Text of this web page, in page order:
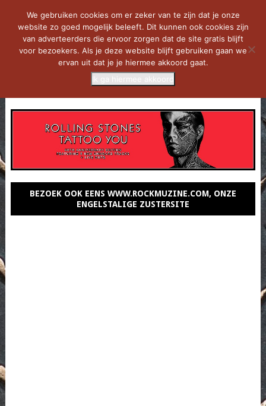
BEZOEK OOK EENS WWW.ROCKMUZINE.COM, ONZE
ENGELSTALIGE ZUSTERSITE
We gebruiken cookies om er zeker van te zijn dat je onze
website zo goed mogelijk beleeft. Dit kunnen ook cookies zijn
van adverteerders die ervoor zorgen dat de site gratis blijft
voor bezoekers. Als je deze website blijft gebruiken gaan we
ervan uit dat je je hiermee akkoord gaat.
Ik ga hiermee akkoord